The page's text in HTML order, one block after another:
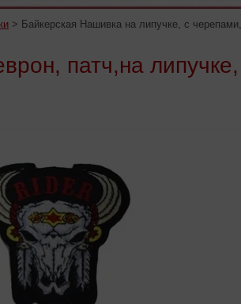
> Байкерская Нашивка на липучке, с
патч,на